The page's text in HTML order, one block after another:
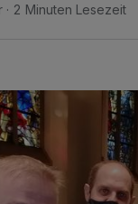
2 Minuten Lesezeit